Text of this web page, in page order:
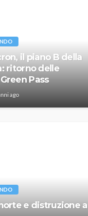
il piano B della
ritorno delle
Pass
ago
e distruzione a